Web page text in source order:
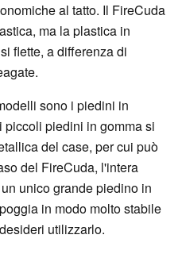
al tatto. Il FireCuda
ma la plastica in
flette, a differenza di
sono i piedini in
piccoli piedini in gomma si
del case, per cui può
del FireCuda, l'intera
unico grande piedino in
in modo molto stabile
utilizzarlo.